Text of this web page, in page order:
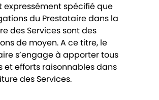
expressément spécifié que
du Prestataire dans la
des Services sont des
de moyen. A ce titre, le
s’engage à apporter tous
et efforts raisonnables dans
des Services.